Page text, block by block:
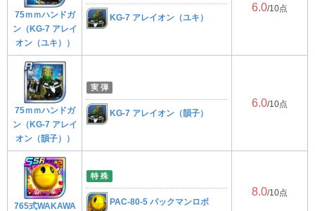
75ｍｍハンドガ
ン（KG-7 アレイ
オン（ユキ））
KG-7 アレイオン（ユキ）
6.0/10点
75ｍｍハンドガ
ン（KG-7 アレイ
オン（韻子））
実 弾
KG-7 アレイオン（韻子）
6.0/10点
765式WAKAWA
特 殊
PAC-80-5 パックマンロボ
8.0/10点